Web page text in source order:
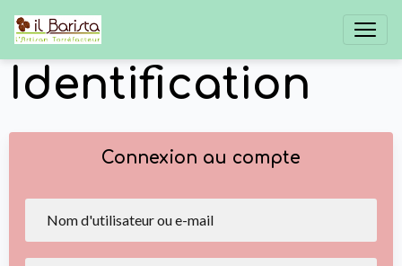
Identification
Connexion au compte